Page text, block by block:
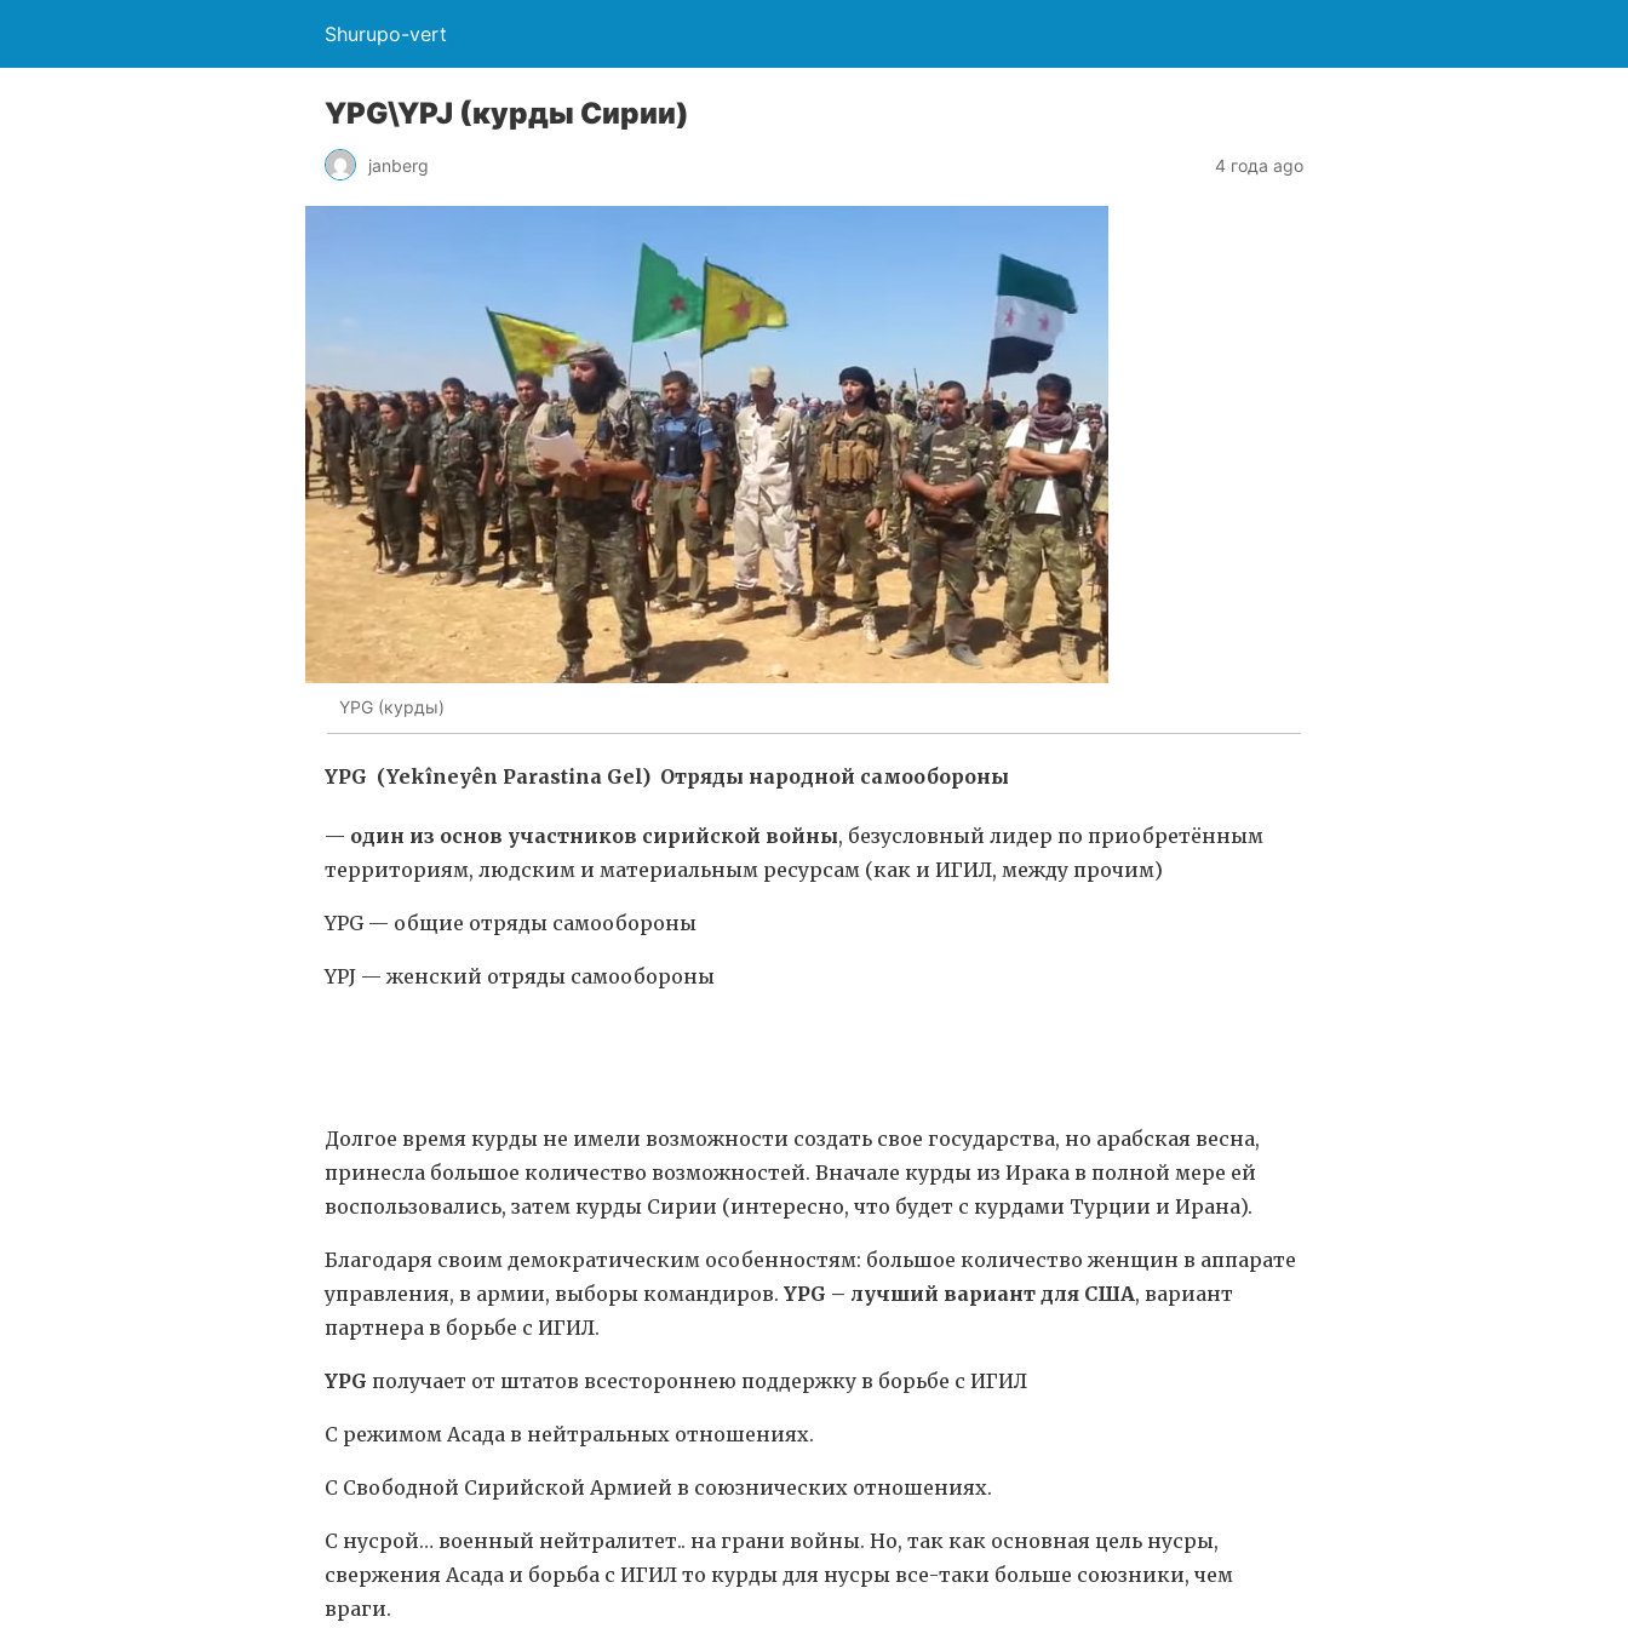
Shurupo-vert
YPG\YPJ (курды Сирии)
janberg 4 года ago
YPG (курды)
YPG (Yekîneyên Parastina Gel) Отряды народной самообороны
— один из основ участников сирийской войны, безусловный лидер по приобретённым
территориям, людским и материальным ресурсам (как и ИГИЛ, между прочим)
YPG — общие отряды самообороны
YPJ — женский отряды самообороны
Долгое время курды не имели возможности создать свое государства, но арабская весна,
принесла большое количество возможностей. Вначале курды из Ирака в полной мере ей
воспользовались, затем курды Сирии (интересно, что будет с курдами Турции и Ирана).
Благодаря своим демократическим особенностям: большое количество женщин в аппарате
управления, в армии, выборы командиров. YPG – лучший вариант для США, вариант
партнера в борьбе с ИГИЛ.
YPG получает от штатов всестороннею поддержку в борьбе с ИГИЛ
С режимом Асада в нейтральных отношениях.
С Свободной Сирийской Армией в союзнических отношениях.
С нусрой… военный нейтралитет.. на грани войны. Но, так как основная цель нусры,
свержения Асада и борьба с ИГИЛ то курды для нусры все-таки больше союзники, чем
враги.